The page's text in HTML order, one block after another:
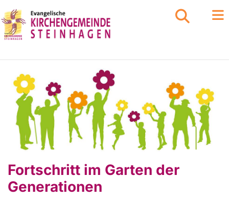
Fortschritt im Garten der
Generationen